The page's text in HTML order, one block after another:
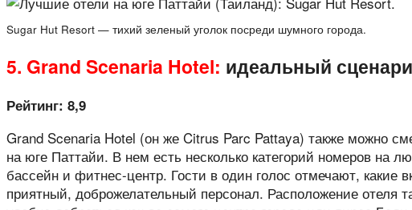
Sugar Hut Resort — тихий зеленый уголок посреди шумного города.
5. Grand Scenaria Hotel: идеальный
Рейтинг: 8,9
Grand Scenaria Hotel (он же Citrus Parc Pattaya) также можно
на юге Паттайи. В нем есть несколько категорий номеров на
бассейн и фитнес-центр. Гости в один голос отмечают, какие
приятный, доброжелательный персонал. Расположение отеля